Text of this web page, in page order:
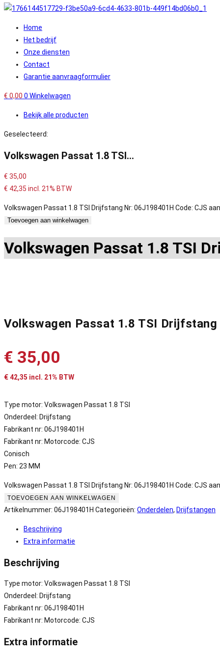
Home
Het bedrijf
Onze diensten
Contact
Garantie aanvraagformulier
€ 0,00 0 Winkelwagen
Bekijk alle producten
Geselecteerd:
Volkswagen Passat 1.8 TSI…
€ 35,00
€ 42,35 incl. 21% BTW
Volkswagen Passat 1.8 TSI Drijfstang Nr: 06J198401H Code: CJS
Toevoegen aan winkelwagen
Volkswagen Passat 1.8 TSI
Volkswagen Passat 1.8 TSI
€ 35,00
€42,35 incl. 21% BTW
Type motor: Volkswagen Passat 1.8 TSI
Onderdeel: Drijfstang
Fabrikant nr: 06J198401H
Fabrikant nr: Motorcode: CJS
Conisch
Pen: 23 MM
Volkswagen Passat 1.8 TSI Drijfstang Nr: 06J198401H Code: CJS
TOEVOEGEN AAN WINKELWAGEN
Artikelnummer: 06J198401H Categorieën: Onderdelen, Drijfstangen
Beschrijving
Extra informatie
Beschrijving
Type motor: Volkswagen Passat 1.8 TSI
Onderdeel: Drijfstang
Fabrikant nr: 06J198401H
Fabrikant nr: Motorcode: CJS
Extra informatie